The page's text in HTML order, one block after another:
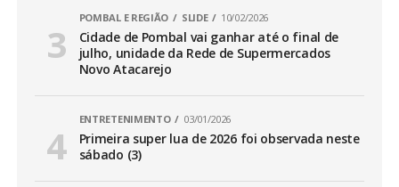
POMBAL E REGIÃO SLIDE 10/02/2026
Cidade de Pombal vai ganhar até o final de
julho, unidade da Rede de Supermercados
Novo Atacarejo
ENTRETENIMENTO 03/01/2026
Primeira super lua de 2026 foi observada neste
sábado (3)